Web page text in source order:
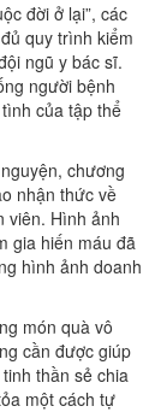
đời ở lại”, các
quy trình kiểm
ngũ y bác sĩ.
người bệnh
của tập thể
chương
nhận thức về
viên. Hình ảnh
gia hiến máu đã
hình ảnh doanh
món quà vô
cần được giúp
thần sẻ chia
một cách tự